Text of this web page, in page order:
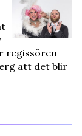
regissören
att det blir